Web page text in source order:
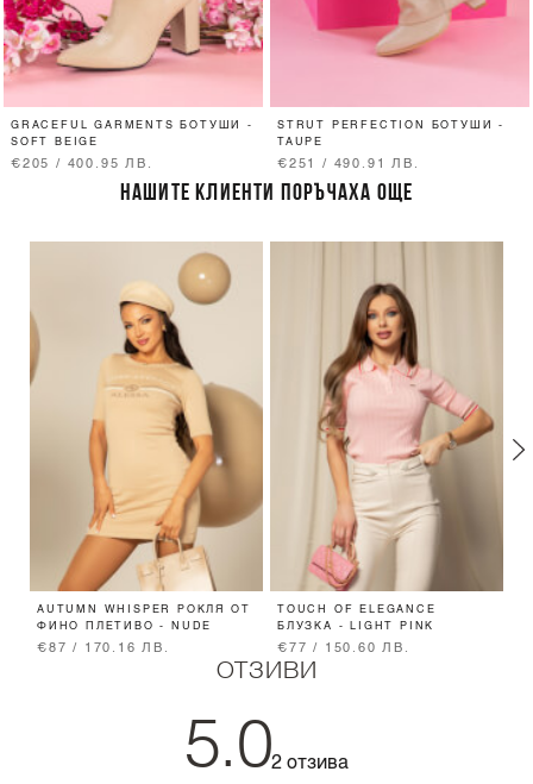
GRACEFUL GARMENTS БОТУШИ -
SOFT BEIGE
€205 / 400.95 ЛВ.
STRUT PERFECTION БОТУШИ -
TAUPE
€251 / 490.91 ЛВ.
НАШИТЕ КЛИЕНТИ ПОРЪЧАХА ОЩЕ
AUTUMN WHISPER РОКЛЯ ОТ
ФИНО ПЛЕТИВО - NUDE
€87 / 170.16 ЛВ.
TOUCH OF ELEGANCE
БЛУЗКА - LIGHT PINK
€77 / 150.60 ЛВ.
ОТЗИВИ
5.02 отзива